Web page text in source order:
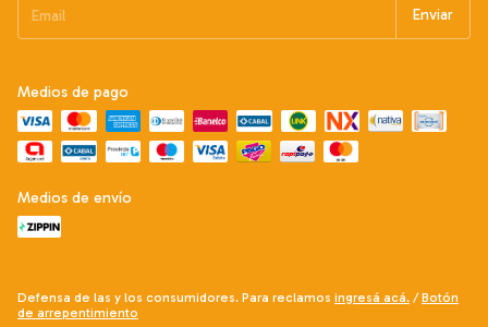
Medios de pago
Medios de envío
Defensa de las y los consumidores. Para reclamos ingresá acá. / Botón
de arrepentimiento